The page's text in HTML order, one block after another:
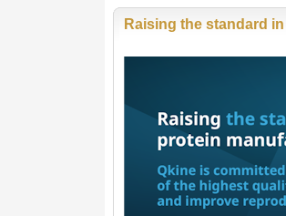
Raising the standard